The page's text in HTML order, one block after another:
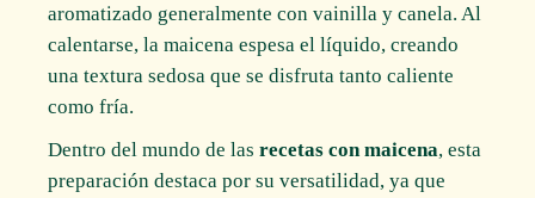
aromatizado generalmente con vainilla y canela. Al
calentarse, la maicena espesa el líquido, creando
una textura sedosa que se disfruta tanto caliente
como fría.
Dentro del mundo de lasrecetas con maicena, esta
preparación destaca por su versatilidad, ya que